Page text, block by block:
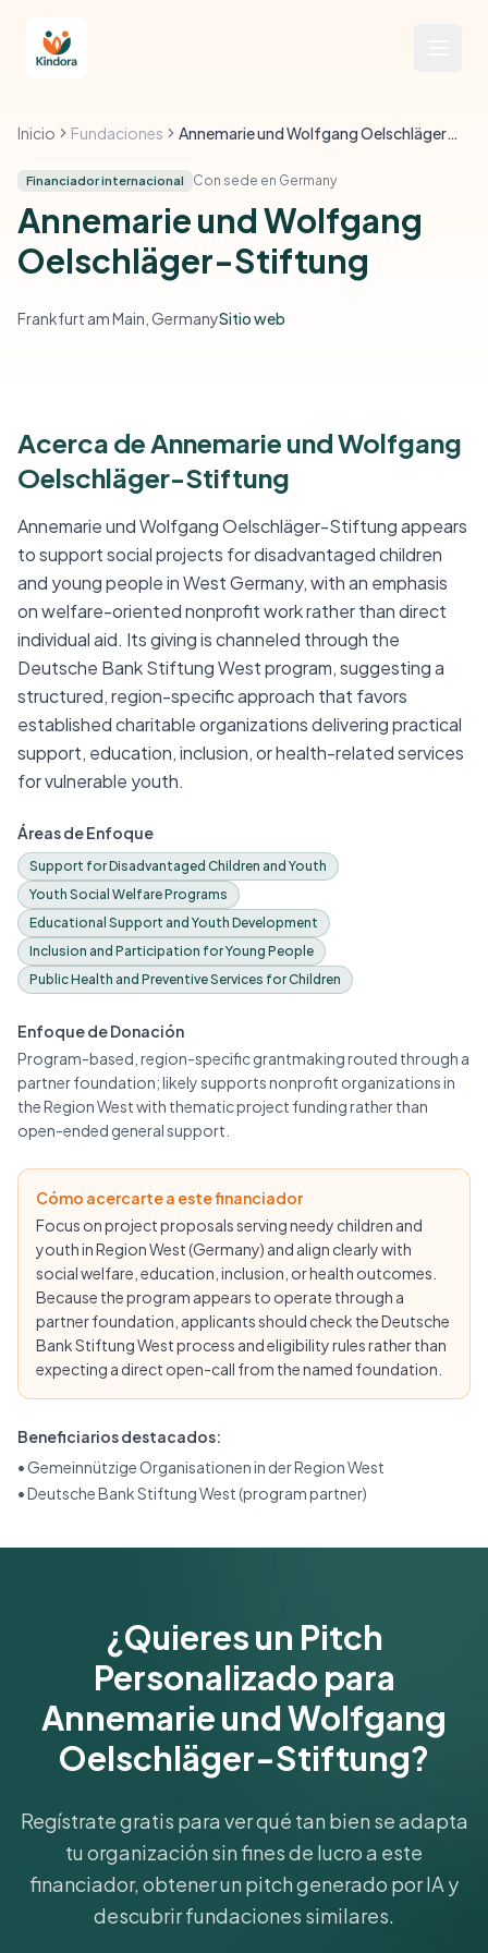
Inicio Fundaciones Annemarie und Wolfgang Oelschläger-Stiftung
Financiador internacional Con sede en Germany
Annemarie und Wolfgang
Oelschläger-Stiftung
Frankfurt am Main, GermanySitio web
Acerca de Annemarie und Wolfgang
Oelschläger-Stiftung
Annemarie und Wolfgang Oelschläger-Stiftung appears
to support social projects for disadvantaged children
and young people in West Germany, with an emphasis
on welfare-oriented nonprofit work rather than direct
individual aid. Its giving is channeled through the
Deutsche Bank Stiftung West program, suggesting a
structured, region-specific approach that favors
established charitable organizations delivering practical
support, education, inclusion, or health-related services
for vulnerable youth.
Áreas de Enfoque
Support for Disadvantaged Children and Youth
Youth Social Welfare Programs
Educational Support and Youth Development
Inclusion and Participation for Young People
Public Health and Preventive Services for Children
Enfoque de Donación
Program-based, region-specific grantmaking routed through a
partner foundation; likely supports nonprofit organizations in
the Region West with thematic project funding rather than
open-ended general support.
Cómo acercarte a este financiador
Focus on project proposals serving needy children and
youth in Region West (Germany) and align clearly with
social welfare, education, inclusion, or health outcomes.
Because the program appears to operate through a
partner foundation, applicants should check the Deutsche
Bank Stiftung West process and eligibility rules rather than
expecting a direct open-call from the named foundation.
Beneficiarios destacados:
•Gemeinnützige Organisationen in der Region West
•Deutsche Bank Stiftung West (program partner)
¿Quieres un Pitch
Personalizado para
Annemarie und Wolfgang
Oelschläger-Stiftung?
Regístrate gratis para ver qué tan bien se adapta
tu organización sin fines de lucro a este
financiador, obtener un pitch generado por IA y
descubrir fundaciones similares.